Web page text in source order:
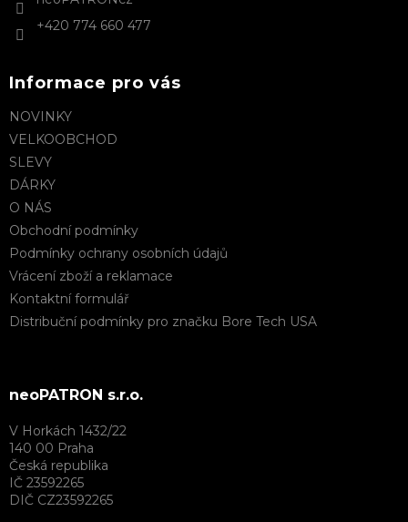
+420 774 660 477
Informace pro vás
NOVINKY
VELKOOBCHOD
SLEVY
DÁRKY
O NÁS
Obchodní podmínky
Podmínky ochrany osobních údajů
Vrácení zboží a reklamace
Kontaktní formulář
Distribuční podmínky pro značku Bore Tech USA
neoPATRON s.r.o.
V Horkách 1432/22
140 00 Praha
Česká republika
IČ 23592265
DIČ CZ23592265